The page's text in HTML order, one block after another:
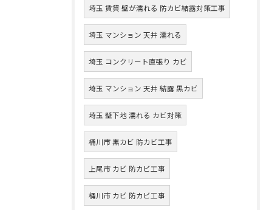
埼玉 賃貸 壁が濡れる 防カビ結露対策工事
埼玉 マンション 天井 濡れる
埼玉 コンクリート直張り カビ
埼玉 マンション 天井 結露 黒カビ
埼玉 壁下地 濡れる カビ対策
桶川市 黒カビ 防カビ工事
上尾市 カビ 防カビ工事
桶川市 カビ 防カビ工事